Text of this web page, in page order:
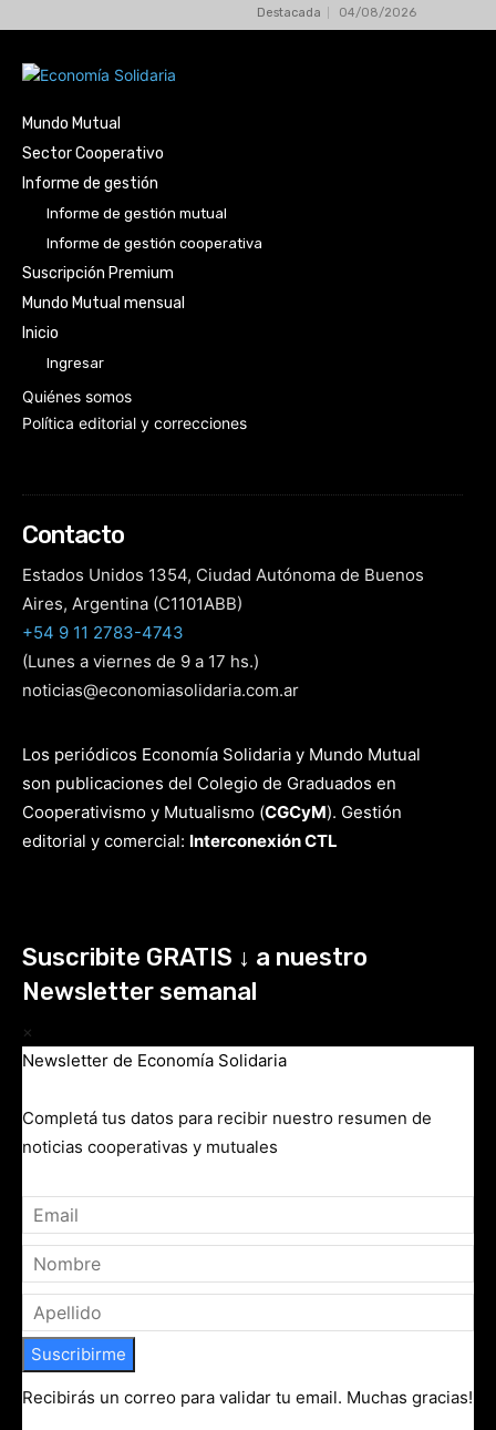
Destacada 04/08/2026
Mundo Mutual
Sector Cooperativo
Informe de gestión
Informe de gestión mutual
Informe de gestión cooperativa
Suscripción Premium
Mundo Mutual mensual
Inicio
Ingresar
Quiénes somos
Política editorial y correcciones
Contacto
Estados Unidos 1354, Ciudad Autónoma de Buenos
Aires, Argentina (C1101ABB)
+54 9 11 2783-4743
(Lunes a viernes de 9 a 17 hs.)
noticias@economiasolidaria.com.ar
Los periódicos Economía Solidaria y Mundo Mutual
son publicaciones del Colegio de Graduados en
Cooperativismo y Mutualismo (CGCyM). Gestión
editorial y comercial: Interconexión CTL
Suscribite GRATIS ↓ a nuestro
Newsletter semanal
×
Newsletter de Economía Solidaria
Completá tus datos para recibir nuestro resumen de
noticias cooperativas y mutuales
Suscribirme
Recibirás un correo para validar tu email. Muchas gracias!